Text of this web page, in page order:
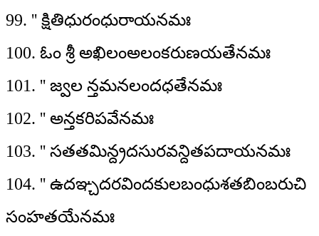
99. '' క్షితిధురంధురాయనమః
100. ఓం శ్రీ అఖిలంఅలంకరుణయతేనమః
101. '' జ్వల న్తమనలందధతేనమః
102. '' అన్తకరిపవేనమః
103. '' సతతమిన్ద్రదసురవన్దితపదాయనమః
104. '' ఉదఞ్చదరవిందకులబంధుశతబింబరుచి
సంహతయేనమః